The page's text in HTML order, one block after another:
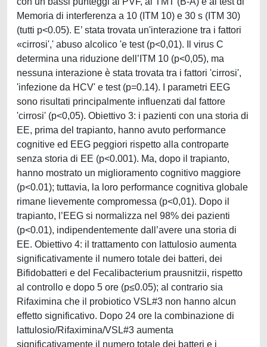
Memoria di interferenza a 10 (ITM 10) e 30 s (ITM 30)
(tutti p<0.05). E’ stata trovata un'interazione tra i fattori
«cirrosi',' abuso alcolico 'e test (p<0,01). Il virus C
determina una riduzione dell’ITM 10 (p<0,05), ma
nessuna interazione è stata trovata tra i fattori 'cirrosi',
'infezione da HCV' e test (p=0.14). I parametri EEG
sono risultati principalmente influenzati dal fattore
'cirrosi' (p<0,05). Obiettivo 3: i pazienti con una storia di
EE, prima del trapianto, hanno avuto performance
cognitive ed EEG peggiori rispetto alla controparte
senza storia di EE (p<0.001). Ma, dopo il trapianto,
hanno mostrato un miglioramento cognitivo maggiore
(p<0.01); tuttavia, la loro performance cognitiva globale
rimane lievemente compromessa (p<0,01). Dopo il
trapianto, l’EEG si normalizza nel 98% dei pazienti
(p<0.01), indipendentemente dall’avere una storia di
EE. Obiettivo 4: il trattamento con lattulosio aumenta
significativamente il numero totale dei batteri, dei
Bifidobatteri e del Fecalibacterium prausnitzii, rispetto
al controllo e dopo 5 ore (p≤0.05); al contrario sia
Rifaximina che il probiotico VSL#3 non hanno alcun
effetto significativo. Dopo 24 ore la combinazione di
lattulosio/Rifaximina/VSL#3 aumenta
significativamente il numero totale dei batteri e i